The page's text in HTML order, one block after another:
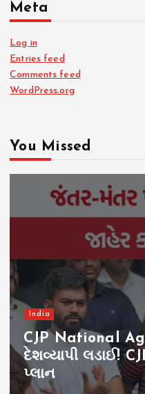
Meta
Log in
Entries feed
Comments feed
WordPress.org
You Missed
India
CJP National
દેશવ્યાપી લડાઈ!
પ્લાન